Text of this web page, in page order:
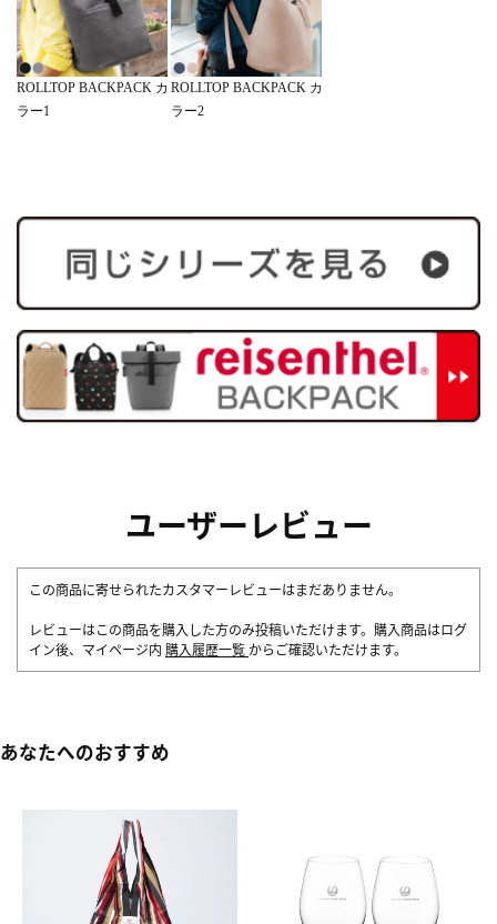
ROLLTOP BACKPACK カ
ラー1
ROLLTOP BACKPACK カ
ラー2
ユーザーレビュー
この商品に寄せられたカスタマーレビューはまだありません。
レビューはこの商品を購入した方のみ投稿いただけます。購入商品はログ
イン後、マイページ内 購入履歴一覧 からご確認いただけます。
あなたへのおすすめ